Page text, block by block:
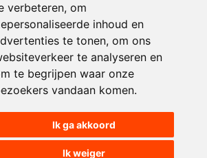
verbeteren, om
inhoud en
te tonen, om ons
te analyseren en
te begrijpen waar onze
vandaan komen.
Ik ga akkoord
Ik weiger